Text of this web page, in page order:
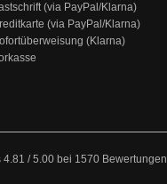
(via PayPal/Klarna)
(via PayPal/Klarna)
(Klarna)
4.81 /5.00 bei 1570 Bewertungen